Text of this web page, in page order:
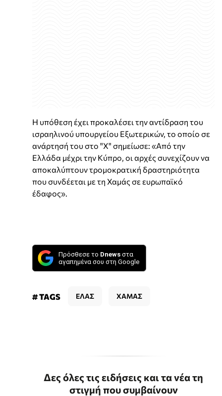
Η υπόθεση έχει προκαλέσει την αντίδραση του
ισραηλινού υπουργείου Εξωτερικών, το οποίο σε
ανάρτησή του στο "X" σημείωσε: «Από την
Ελλάδα μέχρι την Κύπρο, οι αρχές συνεχίζουν να
αποκαλύπτουν τρομοκρατική δραστηριότητα
που συνδέεται με τη Χαμάς σε ευρωπαϊκό
έδαφος».
Πρόσθεσε το Dnews στα
αγαπημένα σου στη Google
# TAGS ΕΛΑΣ ΧΑΜΑΣ
Δες όλες τις ειδήσεις και τα νέα τη
στιγμή που συμβαίνουν